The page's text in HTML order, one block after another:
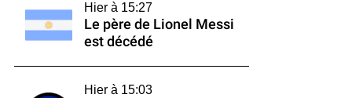
Hier à 15:27
Le père de Lionel Messi
est décédé
Hier à 15:03